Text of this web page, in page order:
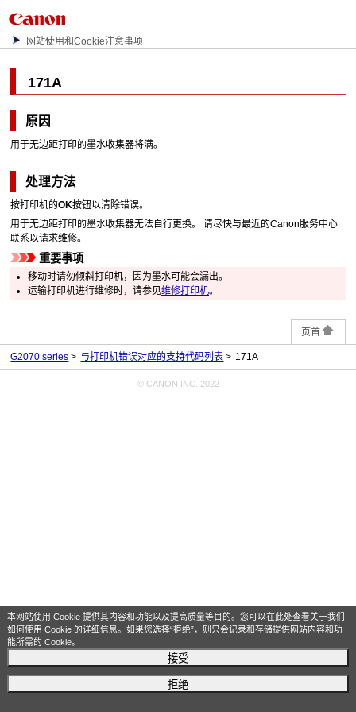
本网站使用 Cookie 提供其内容和功能以及提高质量等目的。您可以在此处查看关于我们
如何使用 Cookie 的详细信息。如果您选择“拒绝”，则只会记录和存储提供网站内容和功
能所需的 Cookie。
接受
拒绝
网站使用和Cookie注意事项
171A
原因
用于无边距打印的墨水收集器将满。
处理方法
按打印机的OK按钮以清除错误。
用于无边距打印的墨水收集器无法自行更换。 请尽快与最近的Canon服务中心
联系以请求维修。
重要事项
移动时请勿倾斜打印机，因为墨水可能会漏出。
运输打印机进行维修时，请参见维修打印机。
页首
G2070 series 与打印机错误对应的支持代码列表 171A
© CANON INC. 2022